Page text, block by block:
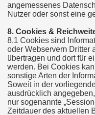
angemessenes
Nutzer oder sonst eine
8. Cookies &
8.1 Cookies sind
oder Webservern Dritter
übertragen und dort für
werden. Bei Cookies
sonstige Arten der
Soweit in der
ausdrücklich
nur sogenannte
Zeitdauer des aktuellen